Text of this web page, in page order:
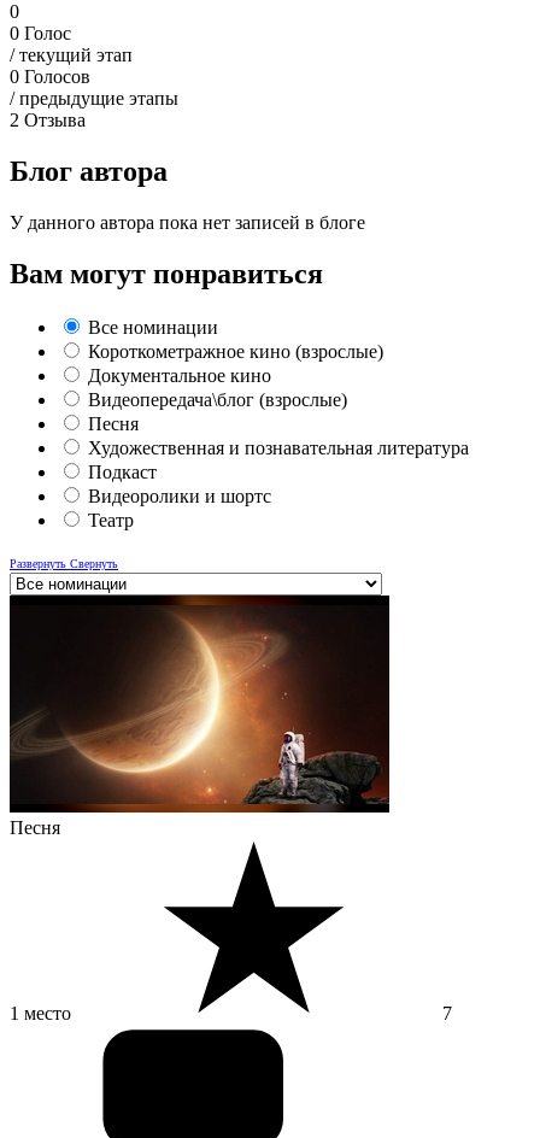
0
0 Голос
/ текущий этап
0 Голосов
/ предыдущие этапы
2 Отзыва
Блог автора
У данного автора пока нет записей в блоге
Вам могут понравиться
Все номинации
Короткометражное кино (взрослые)
Документальное кино
Видеопередача\блог (взрослые)
Песня
Художественная и познавательная литература
Подкаст
Видеоролики и шортс
Театр
Развернуть Свернуть
Песня
1 место 7